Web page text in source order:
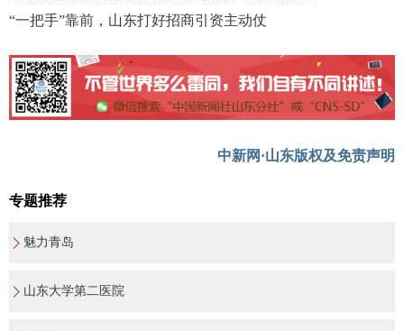
“一把手”靠前，山东打好招商引资主动仗
中新网·山东版权及免责声明
专题推荐
魅力青岛
山东大学第二医院